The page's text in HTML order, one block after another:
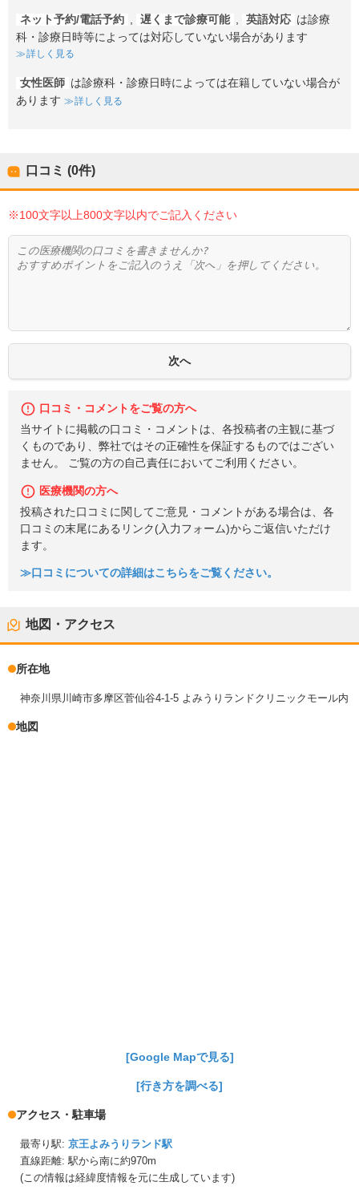
ネット予約/電話予約 遅くまで診療可能 英語対応 は診療
科・診療日時等によっては対応していない場合があります
詳しく見る
女性医師 は診療科・診療日時によっては在籍していない場合が
あります
詳しく見る
口コミ (0件)
※100文字以上800文字以内でご記入ください
口コミ・コメントをご覧の方へ
当サイトに掲載の口コミ・コメントは、各投稿者の主観に基づ
くものであり、弊社ではその正確性を保証するものではござい
ません。 ご覧の方の自己責任においてご利用ください。
医療機関の方へ
投稿された口コミに関してご意見・コメントがある場合は、各
口コミの末尾にあるリンク(入力フォーム)からご返信いただけ
ます。
≫口コミについての詳細はこちらをご覧ください。
地図・アクセス
所在地
神奈川県川崎市多摩区菅仙谷4-1-5 よみうりランドクリニックモール内
地図
[Google Mapで見る]
[行き方を調べる]
アクセス・駐車場
最寄り駅: 京王よみうりランド駅
直線距離: 駅から南に約970m
(この情報は経緯度情報を元に生成しています)